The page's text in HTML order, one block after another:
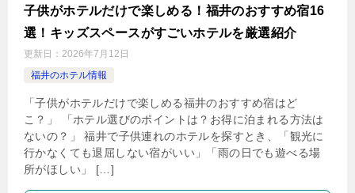
子供がホテルだけで楽しめる！福井のおすすめ宿16
選！キッズスペースがすごいホテルを厳選紹介
更新日： 2026年7月12日
福井のホテル情報
「子供がホテルだけで楽しめる福井のおすすめ宿はど
こ？」 「ホテル選びのポイントは？お得に泊まれる方法は
ないの？」 福井で子供連れのホテルを探すとき、「観光に
行かなくても退屈しない宿がいい」「雨の日でも遊べる場
所がほしい」 […]